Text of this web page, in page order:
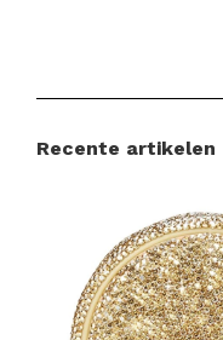
Categorie:
als moderne
Nicotinegehalte:
bevredigende
Verpakking:
Recente artikelen